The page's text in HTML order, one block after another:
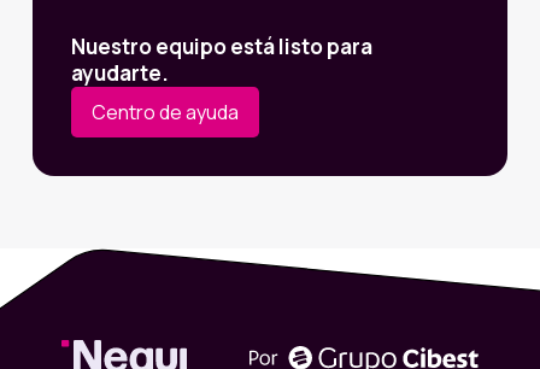
Nuestro equipo está listo para
ayudarte.
Centro de ayuda